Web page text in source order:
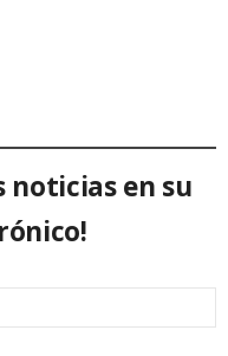
noticias en su